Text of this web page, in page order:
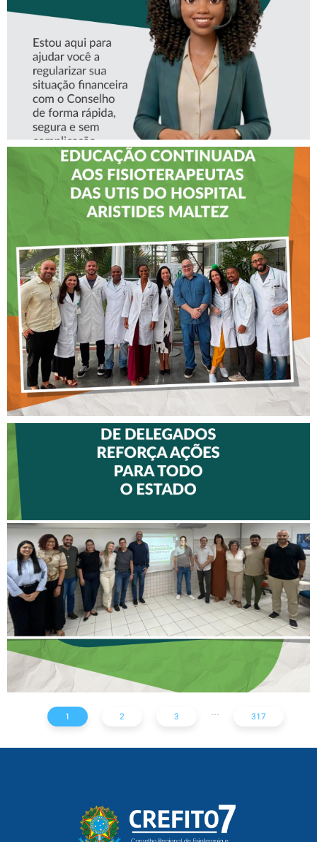
CREFITO-7 LEVA EDUCAÇÃO
CONTINUADA AOS
FISIOTERAPEUTAS DAS UTIs
DO HOSPITAL ARISTIDES
MALTEZ
DELEGADOS REFORÇA
AÇÕES PARA TODO O
ESTADO
1 2 3 ... 317